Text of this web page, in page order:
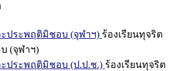
ะประพฤติมิชอบ (จุฬาฯ) ร้องเรียนทุจริต
(จุฬาฯ)
ะประพฤติมิชอบ (ป.ป.ช.) ร้องเรียนทุจริต